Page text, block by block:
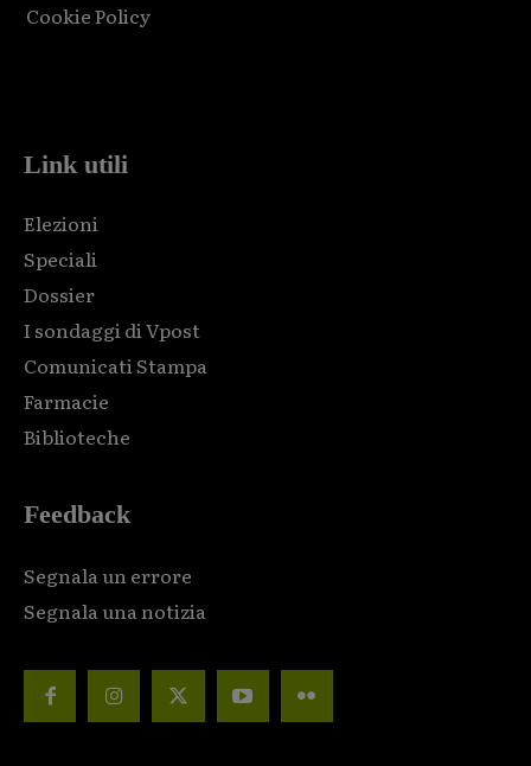
Cookie Policy
Link utili
Elezioni
Speciali
Dossier
I sondaggi di Vpost
Comunicati Stampa
Farmacie
Biblioteche
Feedback
Segnala un errore
Segnala una notizia